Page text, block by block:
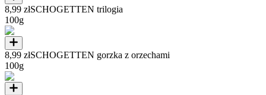
8,99 złSCHOGETTEN trilogia
100g
8,99 złSCHOGETTEN gorzka z orzechami
100g